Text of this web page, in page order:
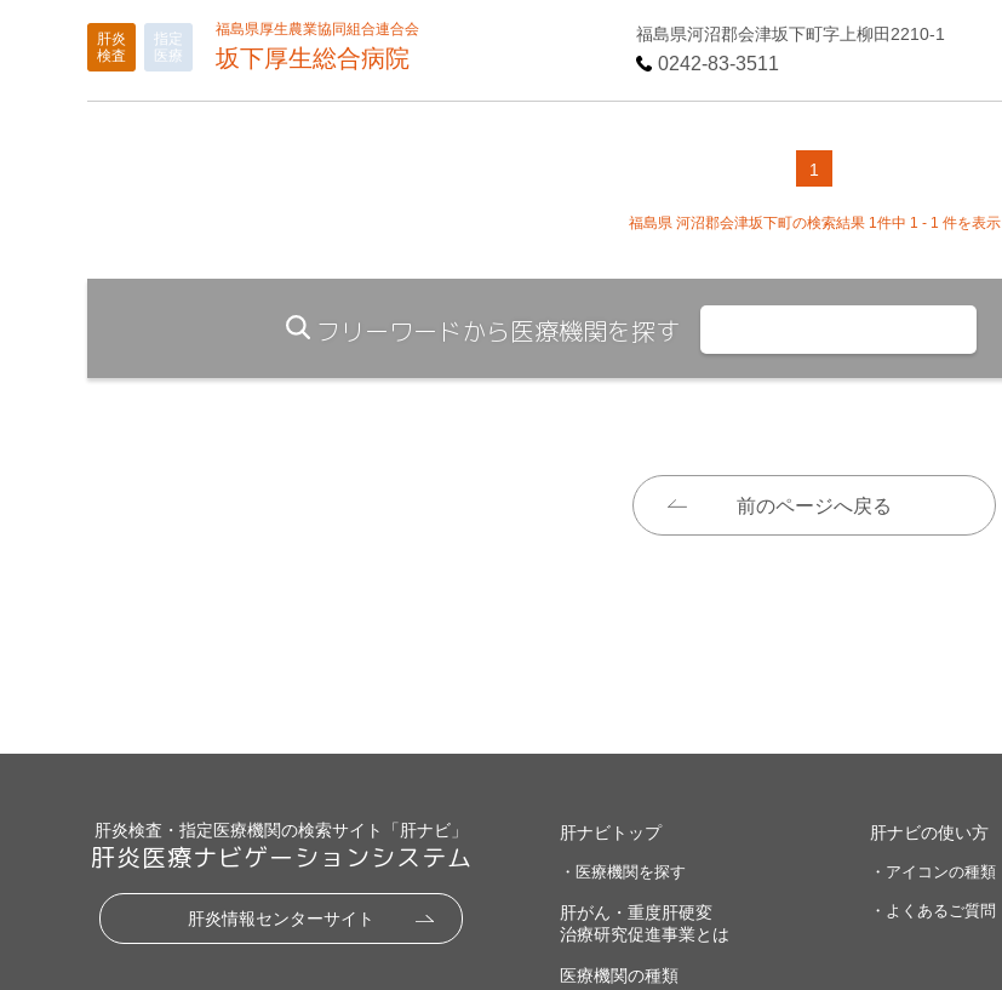
肝炎
検査
指定
医療
福島県厚生農業協同組合連合会
坂下厚生総合病院
福島県河沼郡会津坂下町字上柳田2210-1
0242-83-3511
1
福島県 河沼郡会津坂下町の検索結果 1件中 1 - 1 件を表示
フリーワードから医療機関を探す
前のページへ戻る
肝炎検査・指定医療機関の検索サイト「肝ナビ」
肝炎医療ナビゲーションシステム
肝炎情報センターサイト
肝ナビトップ
・医療機関を探す
肝がん・重度肝硬変
治療研究促進事業とは
医療機関の種類
肝ナビの使い方
・アイコンの種類
・よくあるご質問